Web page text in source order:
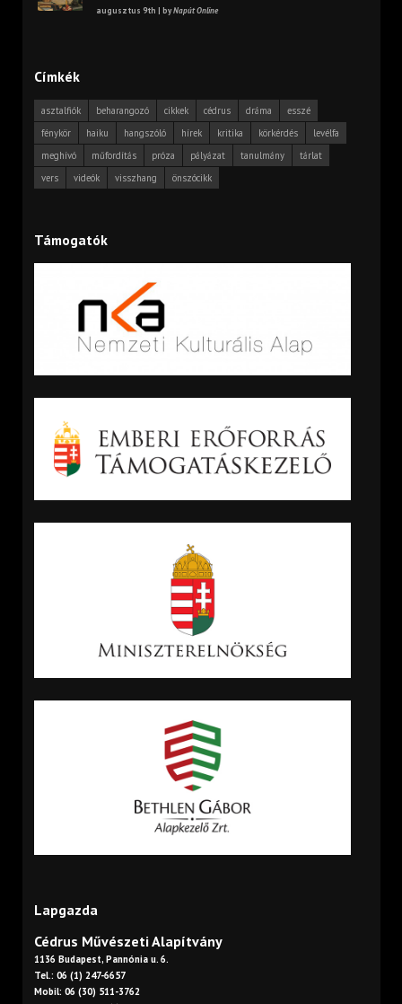
augusztus 9th | byNapút Online
Címkék
asztalfiók beharangozó cikkek cédrus dráma
esszé
fénykör
haiku hangszóló hírek kritika körkérdés
levélfa
meghívó
műfordítás próza pályázat tanulmány
tárlat
vers
videók visszhang önszócikk
Támogatók
Lapgazda
Cédrus Művészeti Alapítvány
1136 Budapest, Pannónia u. 6.
Tel.: 06 (1) 247-6657
Mobil: 06 (30) 511-3762